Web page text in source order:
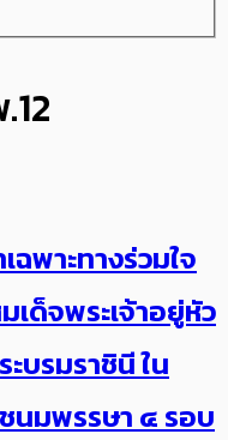
พาะทางร่วมใจ
เด็จพระเจ้าอยู่หัว
บรมราชินี ใน
นมพรรษา ๔ รอบ